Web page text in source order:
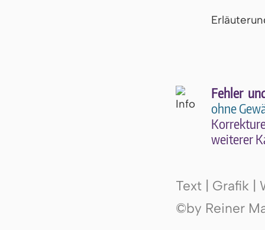
Fehler
ohne
wei­te­rer
Text | Grafik |
©by Reiner